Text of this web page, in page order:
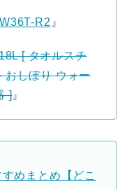
R2 』
[ タオルスチ
おしぼり ウォー
]』
めまとめ【どこ